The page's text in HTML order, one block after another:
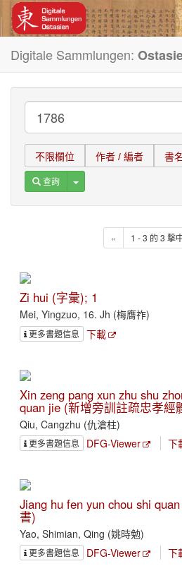
Digitale Sammlungen:
不限欄位 作者 / 編者 書
查詢 Toggle Dropdown
« 1 - 3 的 3 擊
Zi hui (字彙); 1
Mei, Yingzuo, 16. Jh (梅膺祚)
更多書題信息 下載
Xin zeng pang xun zhu shu
quan jie (新增旁訓註疏忠孝經
Qiu, Cangzhu (仇滄柱)
更多書題信息 DFG-Viewer 下
Jiang hu fen yun chou shi
書)
Yao, Shimian, Qing (姚時勉)
更多書題信息 DFG-Viewer 下